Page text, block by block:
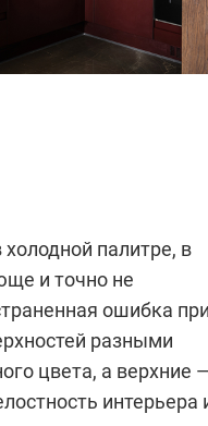
палитре, в
и точно не
ошибка
разными
цвета, а верхние
интерьера